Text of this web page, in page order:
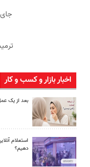
اخبار بازار و کسب و کار
بعد از یک
استعلام
دهیم؟